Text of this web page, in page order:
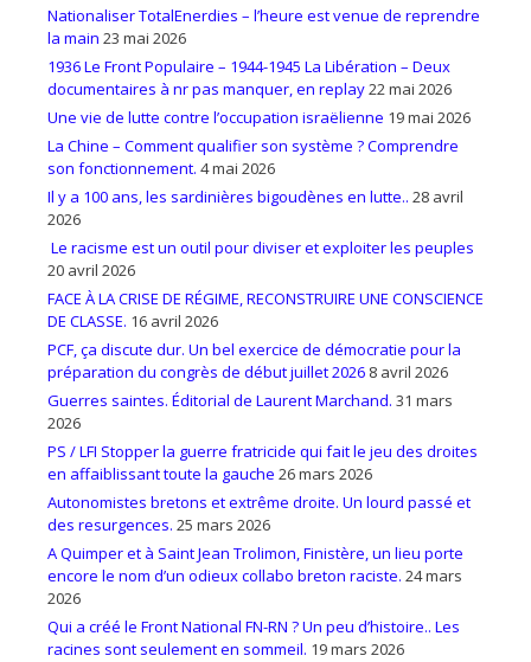
Nationaliser TotalEnerdies – l’heure est venue de reprendre
la main 23 mai 2026
1936 Le Front Populaire – 1944-1945 La Libération – Deux
documentaires à nr pas manquer, en replay22 mai 2026
Une vie de lutte contre l’occupation israëlienne 19 mai 2026
La Chine – Comment qualifier son système ? Comprendre
son fonctionnement. 4 mai 2026
Il y a 100 ans, les sardinières bigoudènes en lutte.. 28 avril
2026
Le racisme est un outil pour diviser et exploiter les peuples
20 avril 2026
FACE À LA CRISE DE RÉGIME, RECONSTRUIRE UNE CONSCIENCE
DE CLASSE. 16 avril 2026
PCF, ça discute dur. Un bel exercice de démocratie pour la
préparation du congrès de début juillet 2026 8 avril 2026
Guerres saintes. Éditorial de Laurent Marchand. 31 mars
2026
PS / LFI Stopper la guerre fratricide qui fait le jeu des droites
en affaiblissant toute la gauche 26 mars 2026
Autonomistes bretons et extrême droite. Un lourd passé et
des resurgences. 25 mars 2026
A Quimper et à Saint Jean Trolimon, Finistère, un lieu porte
encore le nom d’un odieux collabo breton raciste. 24 mars
2026
Qui a créé le Front National FN-RN ? Un peu d’histoire.. Les
racines sont seulement en sommeil. 19 mars 2026